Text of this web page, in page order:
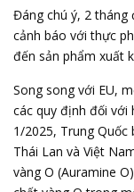
Đáng chú ý, 2 tháng
cảnh báo với thực
đến sản phẩm xuất
Song song với EU,
các quy định đối với
1/2025, Trung
Thái Lan và Việt
vàng O (Auramine